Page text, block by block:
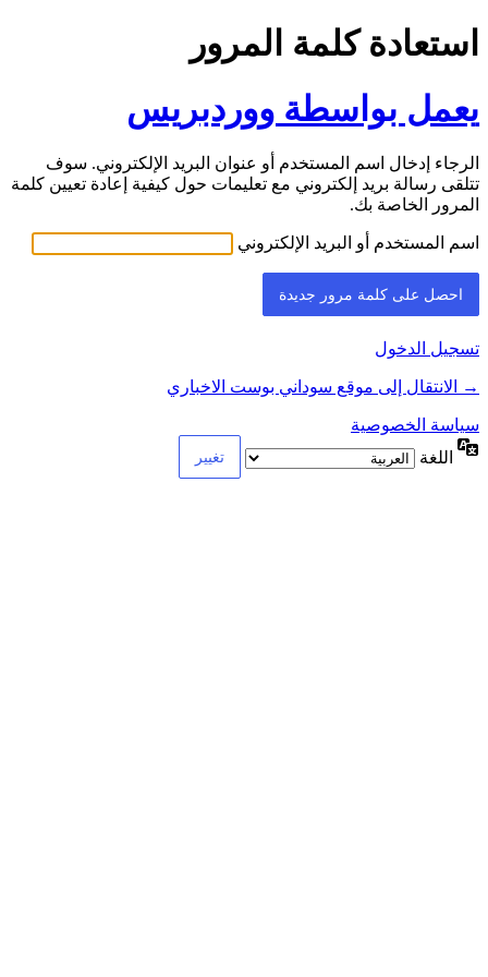
استعادة كلمة المرور
يعمل بواسطة ووردبريس
الرجاء إدخال اسم المستخدم أو عنوان البريد الإلكتروني. سوف
تتلقى رسالة بريد إلكتروني مع تعليمات حول كيفية إعادة تعيين كلمة
المرور الخاصة بك.
اسم المستخدم أو البريد الإلكتروني
تسجيل الدخول
→ الانتقال إلى موقع سوداني بوست الاخباري
سياسة الخصوصية
اللغة